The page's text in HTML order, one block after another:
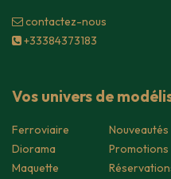
contacte​z-nous
+33384373183
Vos univers de
Ferroviaire
Diorama
Maquette
Nouveautés
Promotions